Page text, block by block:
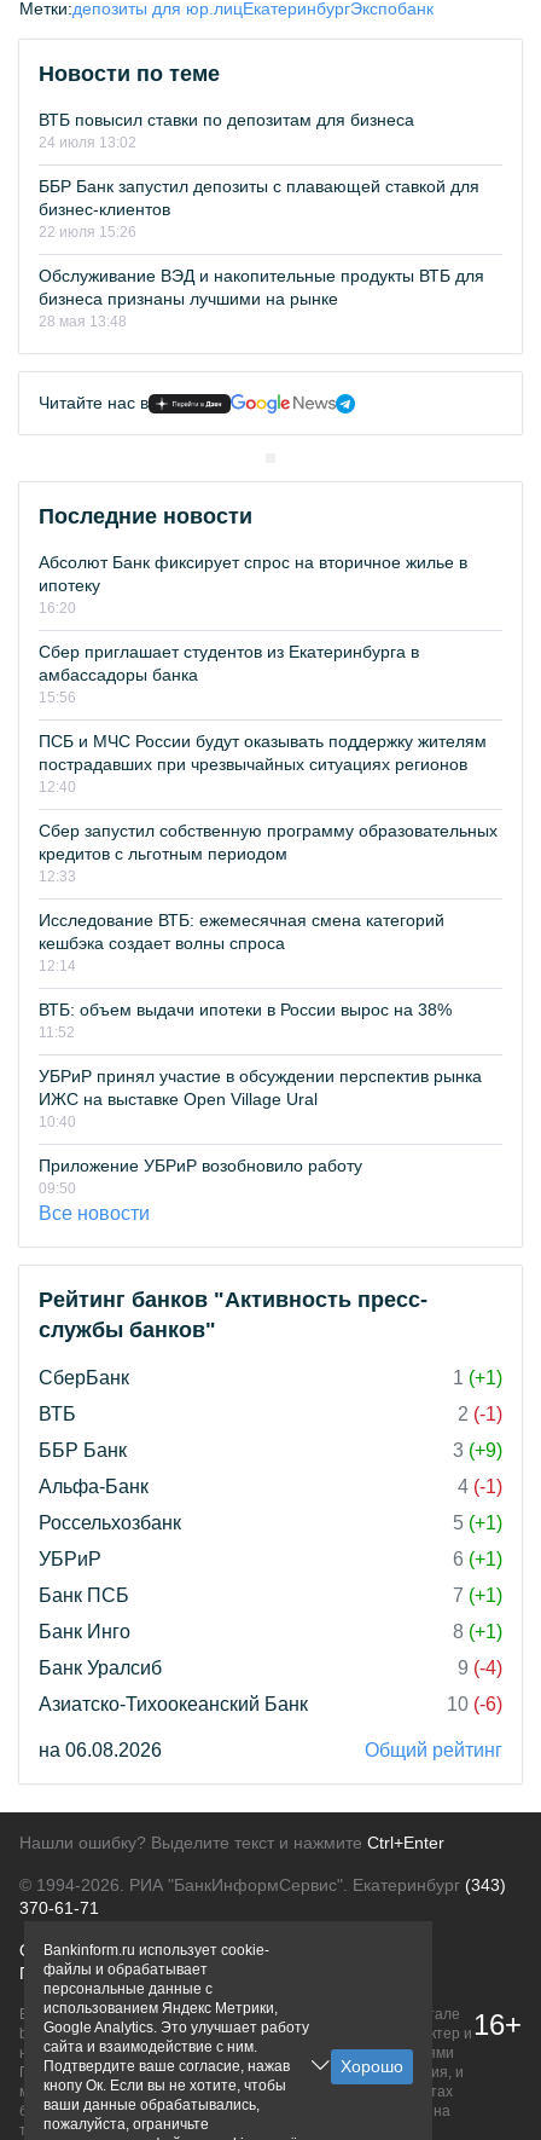
Метки:депозиты для юр.лицЕкатеринбургЭкспобанк
Новости по теме
ВТБ повысил ставки по депозитам для бизнеса
24 июля 13:02
ББР Банк запустил депозиты с плавающей ставкой для
бизнес-клиентов
22 июля 15:26
Обслуживание ВЭД и накопительные продукты ВТБ для
бизнеса признаны лучшими на рынке
28 мая 13:48
Читайте нас в
Последние новости
Абсолют Банк фиксирует спрос на вторичное жилье в
ипотеку
16:20
Сбер приглашает студентов из Екатеринбурга в
амбассадоры банка
15:56
ПСБ и МЧС России будут оказывать поддержку жителям
пострадавших при чрезвычайных ситуациях регионов
12:40
Сбер запустил собственную программу образовательных
кредитов с льготным периодом
12:33
Исследование ВТБ: ежемесячная смена категорий
кешбэка создает волны спроса
12:14
ВТБ: объем выдачи ипотеки в России вырос на 38%
11:52
УБРиР принял участие в обсуждении перспектив рынка
ИЖС на выставке Open Village Ural
10:40
Приложение УБРиР возобновило работу
09:50
Все новости
Рейтинг банков "Активность пресс-
службы банков"
СберБанк 1 (+1)
ВТБ
2 (-1)
ББР Банк
3 (+9)
Альфа-Банк
4 (-1)
Россельхозбанк
5 (+1)
УБРиР
6 (+1)
Банк ПСБ
7 (+1)
Банк Инго
8 (+1)
Банк Уралсиб
9 (-4)
Азиатско-Тихоокеанский Банк
10 (-6)
на 06.08.2026 Общий рейтинг
Нашли ошибку? Выделите текст и нажмите Ctrl+Enter
© 1994-2026. РИА "БанкИнформСервис". Екатеринбург (343)
370-61-71
О проектеПолитика конфиденциальности
Правовая информацияДля рекламодателей
Вся информация о продуктах банков, размещенная на портале
bankinform.ru, носит исключительно ознакомительный характер и
не является публичной офертой, определяемой положениями
ГК РФ. Информация не содержит точного и полного описания, и
может быть изменена. Конечные условия уточняйте на сайтах
банков или при личном обращении. Исключительное право на
товарные знаки принадлежит их правообладателям.
16+
Bankinform.ru использует cookie-
файлы и обрабатывает
персональные данные с
использованием Яндекс Метрики,
Google Analytics. Это улучшает работу
сайта и взаимодействие с ним.
Подтвердите ваше согласие, нажав
кнопу Ок. Если вы не хотите, чтобы
ваши данные обрабатывались,
пожалуйста, ограничьте